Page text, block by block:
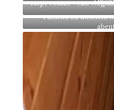
Kopf voraus – Am
Passend zu unserem